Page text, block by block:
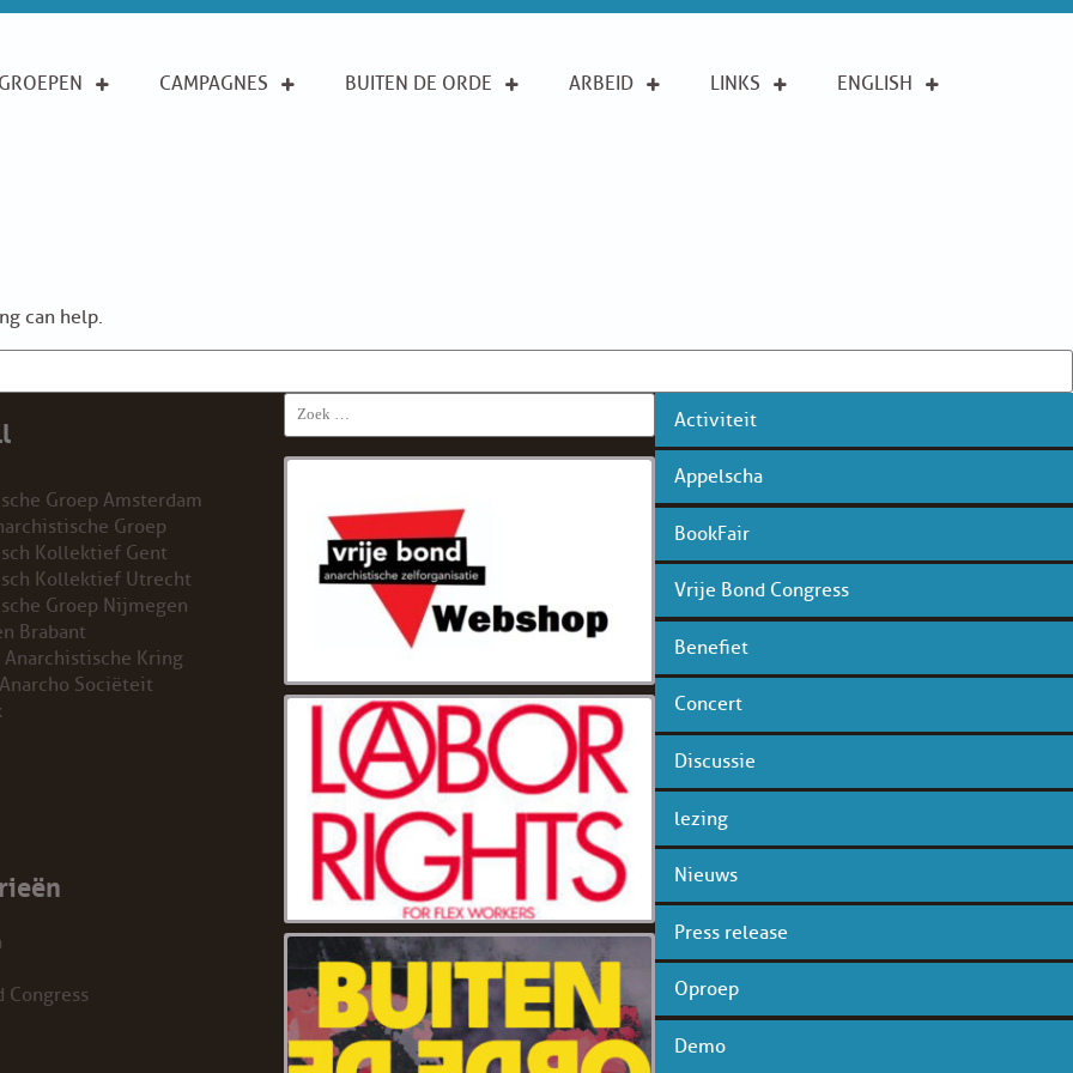
GROEPEN CAMPAGNES BUITEN DE ORDE ARBEID LINKS ENGLISH
can help.
Activiteit
Appelscha
BookFair
Vrije Bond Congress
Benefiet
Concert
Discussie
lezing
Nieuws
Press release
Oproep
Demo
Search
for:
Groep Amsterdam
Groep
Kollektief Gent
Kollektief Utrecht
Groep Nijmegen
Brabant
Anarchistische Kring
Sociëteit
Congress